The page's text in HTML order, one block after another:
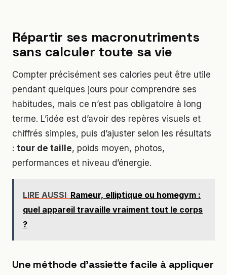
Répartir ses macronutriments
sans calculer toute sa vie
Compter précisément ses calories peut être utile
pendant quelques jours pour comprendre ses
habitudes, mais ce n’est pas obligatoire à long
terme. L’idée est d’avoir des repères visuels et
chiffrés simples, puis d’ajuster selon les résultats
: tour de taille, poids moyen, photos,
performances et niveau d’énergie.
LIRE AUSSI Rameur, elliptique ou homegym :
quel appareil travaille vraiment tout le corps
?
Une méthode d’assiette facile à appliquer